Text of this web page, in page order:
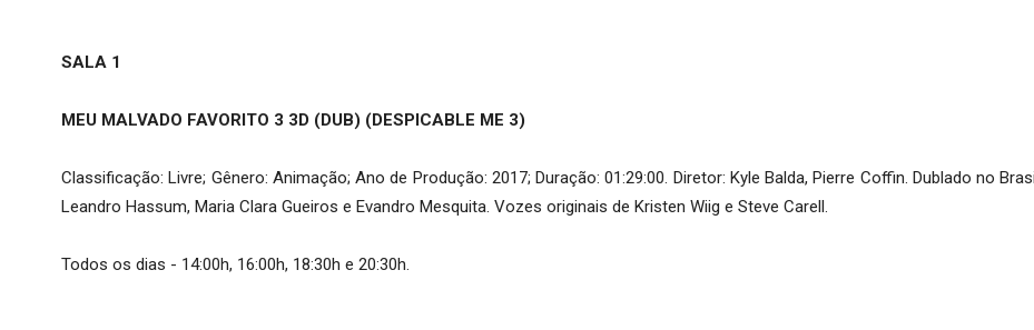
SALA 1
MEU MALVADO FAVORITO 3 3D (DUB) (DESPICABLE ME 3)
Classificação: Livre; Gênero: Animação; Ano de Produção: 2017; Duração: 01:29:00. Diretor: Kyle Balda, Pierre Coffin. Dublado no
Leandro Hassum, Maria Clara Gueiros e Evandro Mesquita. Vozes originais de Kristen Wiig e Steve Carell.
Todos os dias - 14:00h, 16:00h, 18:30h e 20:30h.